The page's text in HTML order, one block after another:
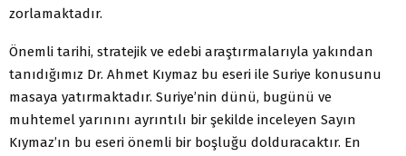
zorlamaktadır.
Önemli tarihi, stratejik ve edebi araştırmalarıyla yakından
tanıdığımız Dr. Ahmet Kıymaz bu eseri ile Suriye konusunu
masaya yatırmaktadır. Suriye’nin dünü, bugünü ve
muhtemel yarınını ayrıntılı bir şekilde inceleyen Sayın
Kıymaz’ın bu eseri önemli bir boşluğu dolduracaktır. En